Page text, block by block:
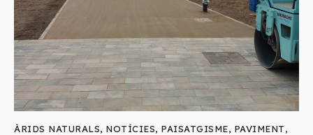
ÀRIDS NATURALS, NOTÍCIES, PAISATGISME, PAVIMENT,